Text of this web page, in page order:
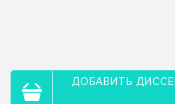
ДОБАВИТЬ